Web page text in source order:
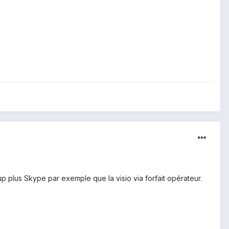
plus Skype par exemple que la visio via forfait opérateur.